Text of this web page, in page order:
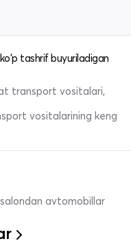
tashrif buyuriladigan
transport vositalari,
vositalarining keng
avtomobillar